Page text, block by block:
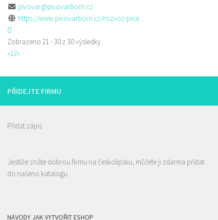
pivovar@pivovarborn.cz
https://www.pivovarborn.cz/rozvoz-piva
Zobrazeno 21 - 30 z 30 výsledky
«12»
PŘIDEJTE FIRMU
Přidat zápis
Jestliže znáte dobrou firmu na českolipsku, můžete ji zdarma přidat
do našeno katalogu
NÁVODY JAK VYTVOŘIT ESHOP